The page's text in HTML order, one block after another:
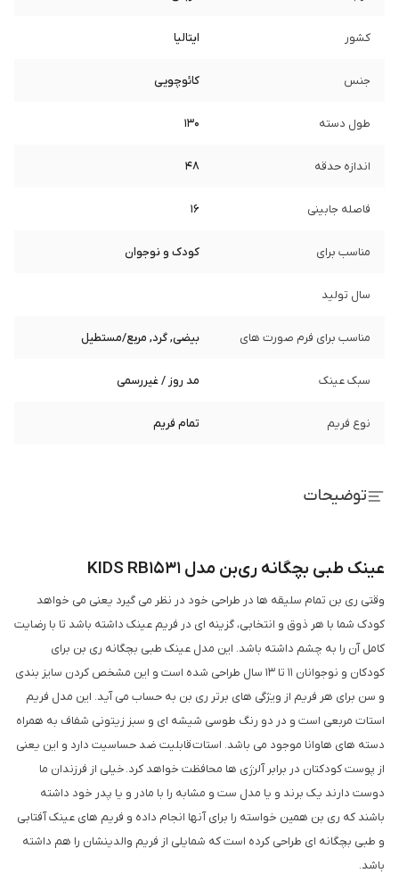
کشور ایتالیا
جنس کائوچویی
طول دسته 130
اندازه حدقه 48
فاصله جابینی 16
مناسب برای کودک و نوجوان
سال تولید
مناسب برای فرم صورت های بیضی, گرد, مربع/مستطیل
سبک عینک مد روز / غیررسمی
نوع فریم تمام فریم
توضیحات
عینک طبی بچگانه ری‌بن مدل KIDS RB1531
وقتی ری بن تمام سلیقه ها در طراحی خود در نظر می گیرد یعنی می خواهد
کودک شما با هر ذوق و انتخابی، گزینه ای در فریم عینک داشته باشد تا با رضایت
کامل آن را به چشم داشته باشد. این مدل عینک طبی بچگانه ری بن برای
کودکان و نوجوانان 11 تا 13 سال طراحی شده است و این مشخص کردن سایز بندی
و سن برای هر فریم از ویژگی های برتر ری بن به حساب می آید. این مدل فریم
استات مربعی است و در دو رنگ طوسی شیشه ای و سبز زیتونی شفاف به همراه
دسته های هاوانا موجود می باشد. استات قابلیت ضد حساسیت دارد و این یعنی
از پوست کودکتان در برابر آلرژی ها محافظت خواهد کرد. خیلی از فرزندان ما
دوست دارند یک برند و یا مدل ست و مشابه را با مادر و یا پدر خود داشته
باشند که ری بن همین خواسته را برای آن­ها انجام داده و فریم های عینک آفتابی
و طبی بچگانه ای طراحی کرده است که شمایلی از فریم والدینشان را هم داشته
باشد.